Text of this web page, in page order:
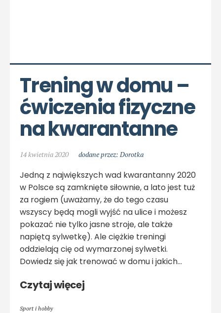
Trening w domu –
ćwiczenia fizyczne
na kwarantanne
14 kwietnia 2020 dodane przez: Dorotka
Jedną z największych wad kwarantanny 2020
w Polsce są zamknięte siłownie, a lato jest tuż
za rogiem (uważamy, że do tego czasu
wszyscy będą mogli wyjść na ulice i możesz
pokazać nie tylko jasne stroje, ale także
napiętą sylwetkę). Ale ciężkie treningi
oddzielają cię od wymarzonej sylwetki.
Dowiedz się jak trenować w domu i jakich…
Czytaj więcej
Sport i hobby